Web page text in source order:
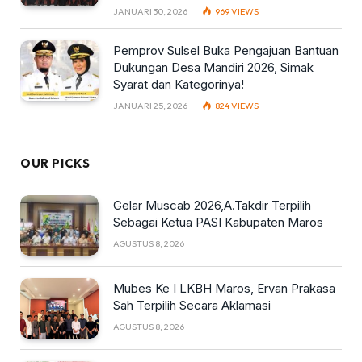
JANUARI 30, 2026 969VIEWS
Pemprov Sulsel Buka Pengajuan Bantuan
Dukungan Desa Mandiri 2026, Simak
Syarat dan Kategorinya!
JANUARI 25, 2026 824VIEWS
OUR PICKS
Gelar Muscab 2026,A.Takdir Terpilih
Sebagai Ketua PASI Kabupaten Maros
AGUSTUS 8, 2026
Mubes Ke I LKBH Maros, Ervan Prakasa
Sah Terpilih Secara Aklamasi
AGUSTUS 8, 2026